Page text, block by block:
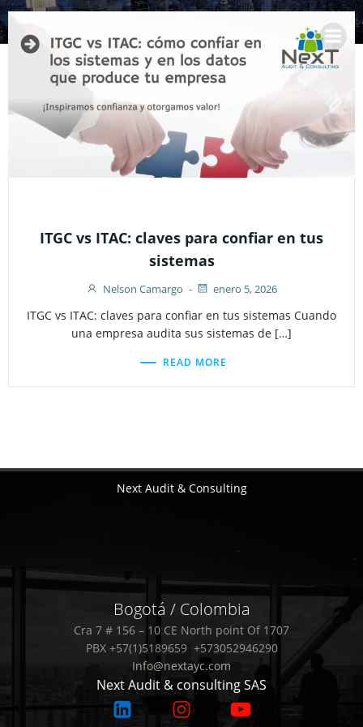
Saltar
contenido
ITGC vs ITAC: claves para confiar en tus
sistemas
Nelson Camargo - enero 5, 2026
ITGC vs ITAC: claves para confiar en tus sistemas Cuando
una empresa audita sus sistemas de […]
READ MORE
Next Audit & Consulting
Bogotá / Colombia
Cra 7 # 156 – 10 CE North point Of 1707
PBX +57(1)5189659 +573052946290
Info@nextayc.com
Next Audit & consulting SAS